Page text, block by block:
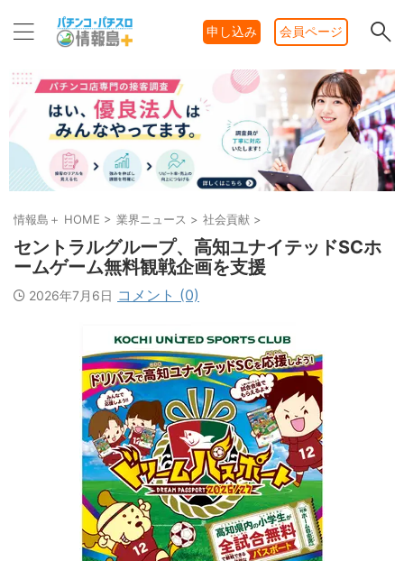
申し込み 会員ページ
情報島＋ HOME > 業界ニュース > 社会貢献 >
セントラルグループ、高知ユナイテッドSCホ
ームゲーム無料観戦企画を支援
2026年7月6日 コメント (0)